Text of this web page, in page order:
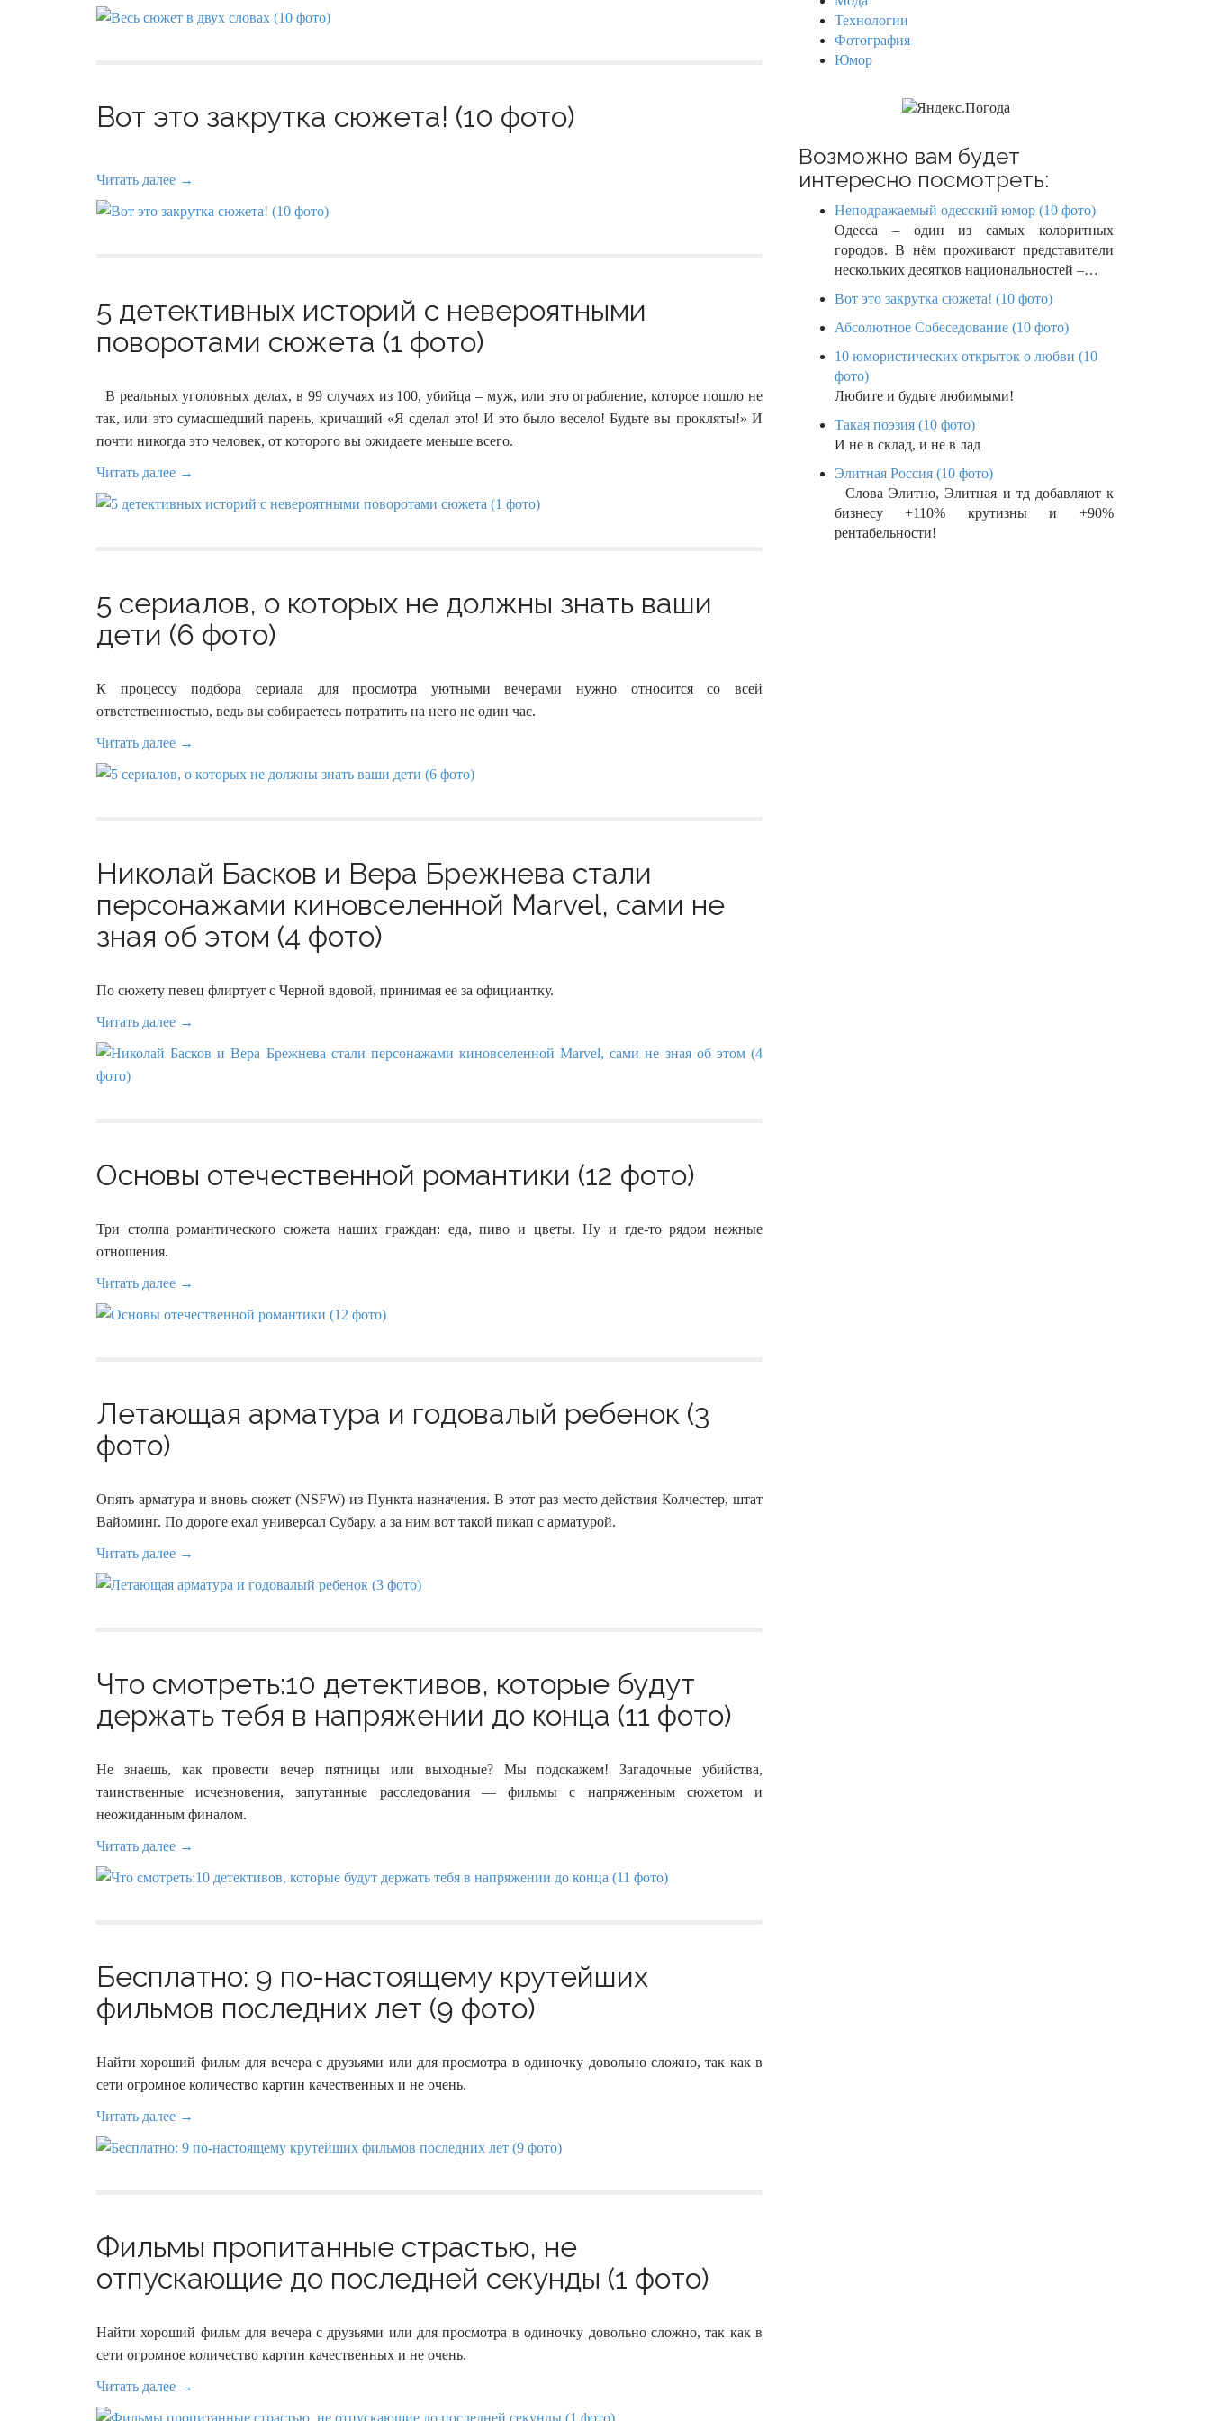
Вот это закрутка сюжета! (10 фото)
Читать далее →
5 детективных историй с невероятными
поворотами сюжета (1 фото)
В реальных уголовных делах, в 99 случаях из 100, убийца – муж, или это ограбление, которое пошло не
так, или это сумасшедший парень, кричащий «Я сделал это! И это было весело! Будьте вы прокляты!» И
почти никогда это человек, от которого вы ожидаете меньше всего.
Читать далее →
5 сериалов, о которых не должны знать ваши
дети (6 фото)
К процессу подбора сериала для просмотра уютными вечерами нужно относится со всей
ответственностью, ведь вы собираетесь потратить на него не один час.
Читать далее →
Николай Басков и Вера Брежнева стали
персонажами киновселенной Marvel, сами не
зная об этом (4 фото)
По сюжету певец флиртует с Черной вдовой, принимая ее за официантку.
Читать далее →
Основы отечественной романтики (12 фото)
Три столпа романтического сюжета наших граждан: еда, пиво и цветы. Ну и где-то рядом нежные
отношения.
Читать далее →
Летающая арматура и годовалый ребенок (3
фото)
Опять арматура и вновь сюжет (NSFW) из Пункта назначения. В этот раз место действия Колчестер, штат
Вайоминг. По дороге ехал универсал Субару, а за ним вот такой пикап с арматурой.
Читать далее →
Что смотреть:10 детективов, которые будут
держать тебя в напряжении до конца (11 фото)
Не знаешь, как провести вечер пятницы или выходные? Мы подскажем! Загадочные убийства,
таинственные исчезновения, запутанные расследования — фильмы с напряженным сюжетом и
неожиданным финалом.
Читать далее →
Бесплатно: 9 по-настоящему крутейших
фильмов последних лет (9 фото)
Найти хороший фильм для вечера с друзьями или для просмотра в одиночку довольно сложно, так как в
сети огромное количество картин качественных и не очень.
Читать далее →
Фильмы пропитанные страстью, не
отпускающие до последней секунды (1 фото)
Найти хороший фильм для вечера с друзьями или для просмотра в одиночку довольно сложно, так как в
сети огромное количество картин качественных и не очень.
Читать далее →
Технологии
Фотография
Юмор
Возможно вам будет
интересно посмотреть:
Неподражаемый одесский юмор (10 фото)
Одесса – один из самых колоритных
городов. В нём проживают представители
нескольких десятков национальностей –…
Вот это закрутка сюжета! (10 фото)
Абсолютное Собеседование (10 фото)
10 юмористических открыток о любви (10
фото)
Любите и будьте любимыми!
Такая поэзия (10 фото)
И не в склад, и не в лад
Элитная Россия (10 фото)
Слова Элитно, Элитная и тд добавляют к
бизнесу +110% крутизны и +90%
рентабельности!